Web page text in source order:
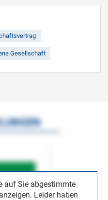
Gesellschaft
auf Sie abgestimmte
Leider haben